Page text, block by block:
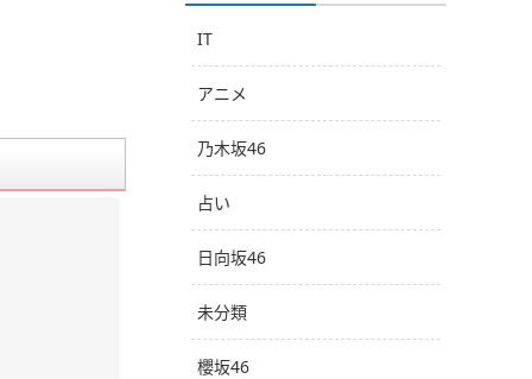
IT
アニメ
乃木坂46
占い
日向坂46
未分類
櫻坂46